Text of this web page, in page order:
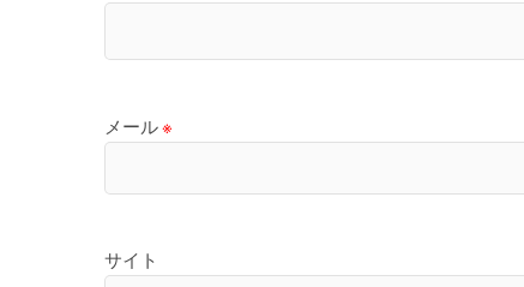
メール※
サイト